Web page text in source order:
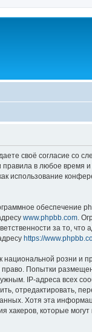
своё согласие со
в любое время
использование
обеспечение
www.phpbb.com.
за то,
https://
розни и
Попытки
IP-адреса всех
отредактировать,
Хотя эта
которые